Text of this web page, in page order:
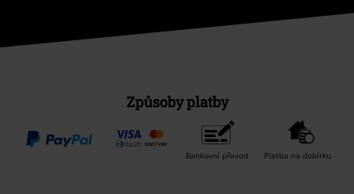
Způsoby platby
Bankovní převod Platba na dobírku